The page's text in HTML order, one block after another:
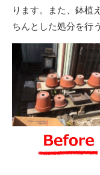
ります。また、鉢植
ちんとした処分を行